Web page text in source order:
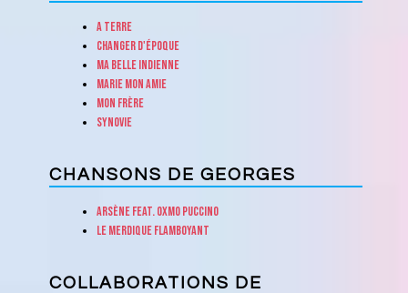
A terre
Changer d'époque
Ma belle indienne
Marie mon amie
Mon frère
Synovie
CHANSONS DE GEORGES
Arsène feat. Oxmo Puccino
Le merdique flamboyant
COLLABORATIONS DE